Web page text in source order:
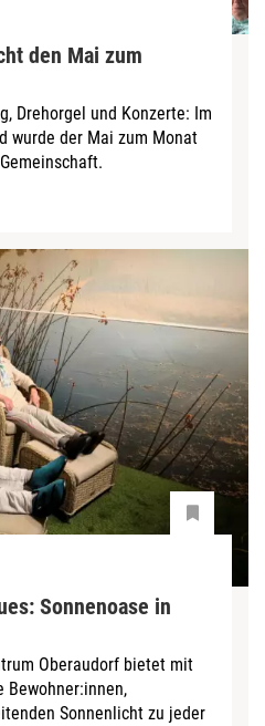
den Mai zum
Drehorgel und Konzerte: Im
wurde der Mai zum Monat
Sonnenoase in
Oberaudorf bietet mit
Bewohner:innen,
Sonnenlicht zu jeder